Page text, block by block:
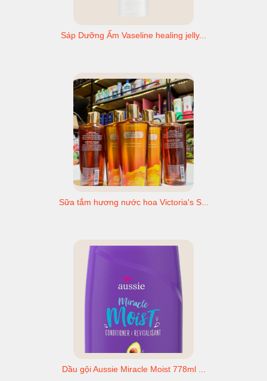
Sáp Dưỡng Ẩm Vaseline healing jelly...
Sữa tắm hương nước hoa Victoria's S...
Dầu gội Aussie Miracle Moist 778ml ...